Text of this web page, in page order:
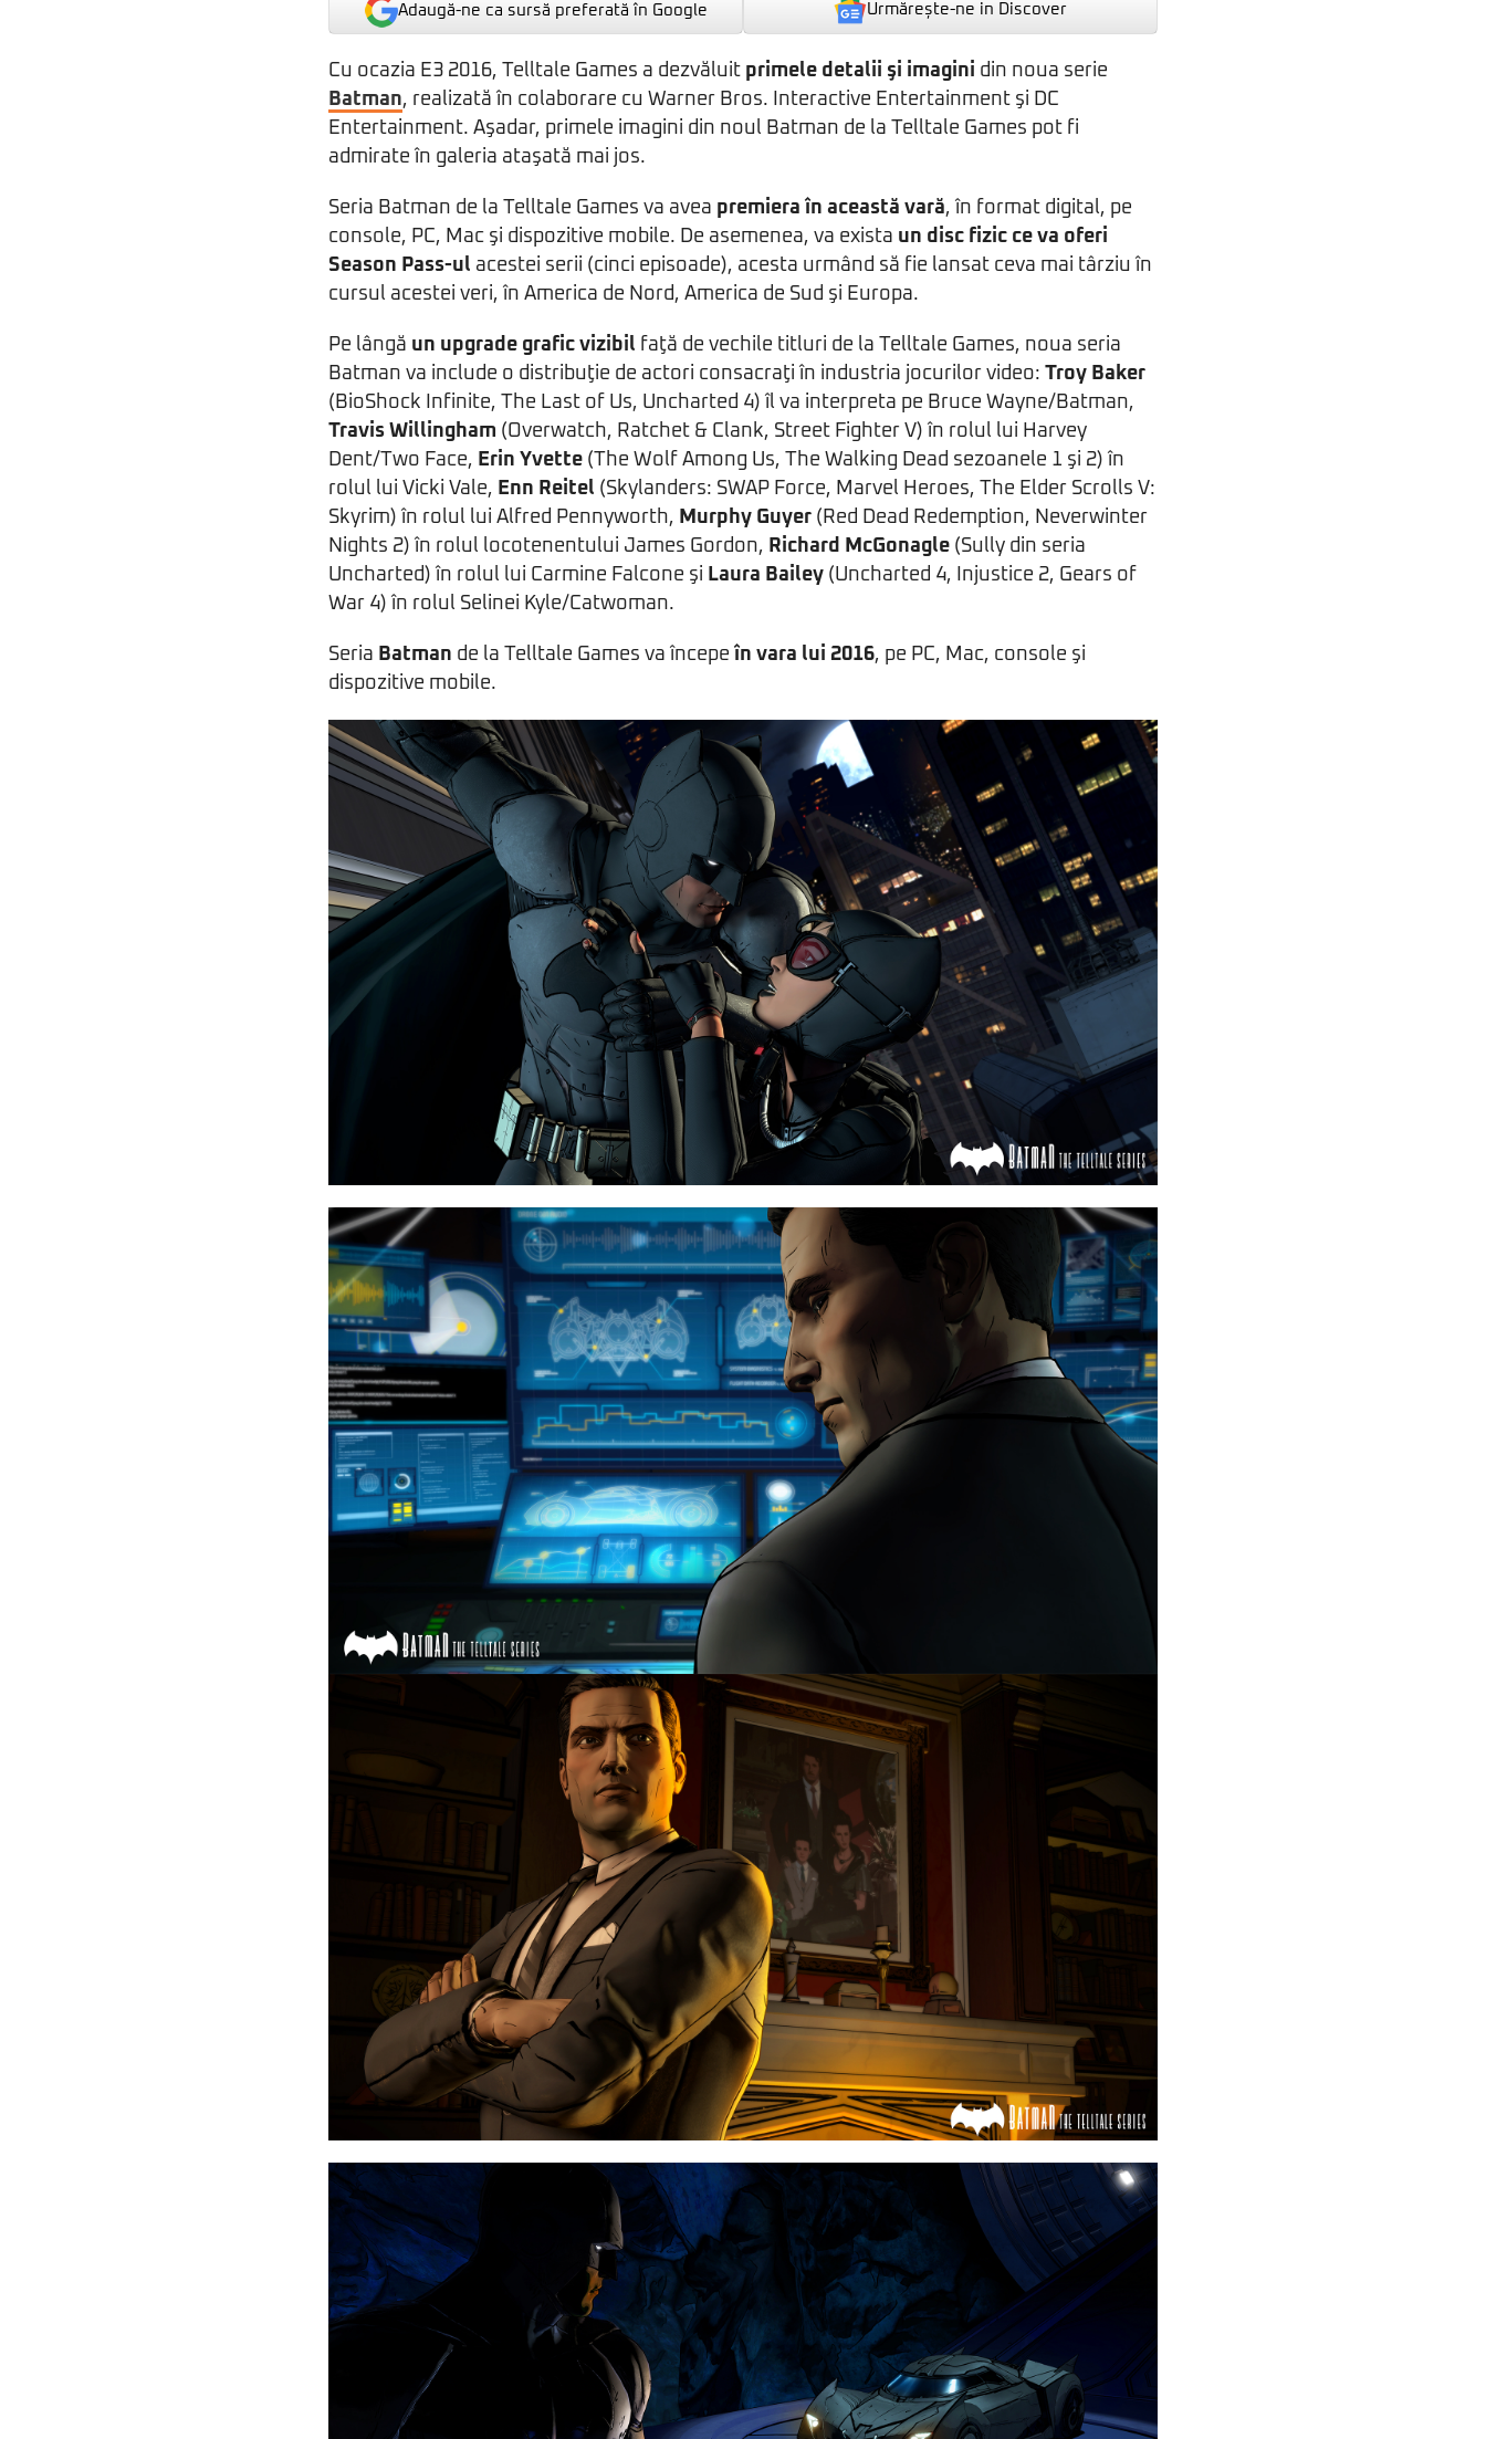
Adaugă-ne ca sursă preferată în Google Urmărește-ne in Discover
Cu ocazia E3 2016, Telltale Games a dezvăluit primele detalii şi imagini din noua serie
Batman, realizată în colaborare cu Warner Bros. Interactive Entertainment şi DC
Entertainment. Aşadar, primele imagini din noul Batman de la Telltale Games pot fi
admirate în galeria ataşată mai jos.
Seria Batman de la Telltale Games va avea premiera în această vară, în format digital, pe
console, PC, Mac şi dispozitive mobile. De asemenea, va exista un disc fizic ce va oferi
Season Pass-ul acestei serii (cinci episoade), acesta urmând să fie lansat ceva mai târziu în
cursul acestei veri, în America de Nord, America de Sud şi Europa.
Pe lângă un upgrade grafic vizibil faţă de vechile titluri de la Telltale Games, noua seria
Batman va include o distribuţie de actori consacraţi în industria jocurilor video: Troy Baker
(BioShock Infinite, The Last of Us, Uncharted 4) îl va interpreta pe Bruce Wayne/Batman,
Travis Willingham (Overwatch, Ratchet & Clank, Street Fighter V) în rolul lui Harvey
Dent/Two Face, Erin Yvette (The Wolf Among Us, The Walking Dead sezoanele 1 şi 2) în
rolul lui Vicki Vale, Enn Reitel (Skylanders: SWAP Force, Marvel Heroes, The Elder Scrolls V:
Skyrim) în rolul lui Alfred Pennyworth, Murphy Guyer (Red Dead Redemption, Neverwinter
Nights 2) în rolul locotenentului James Gordon, Richard McGonagle (Sully din seria
Uncharted) în rolul lui Carmine Falcone şi Laura Bailey (Uncharted 4, Injustice 2, Gears of
War 4) în rolul Selinei Kyle/Catwoman.
Seria Batman de la Telltale Games va începe în vara lui 2016, pe PC, Mac, console şi
dispozitive mobile.